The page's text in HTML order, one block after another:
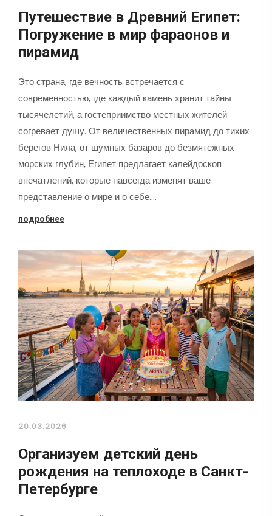
Путешествие в Древний Египет:
Погружение в мир фараонов и
пирамид
Это страна, где вечность встречается с
современностью, где каждый камень хранит тайны
тысячелетий, а гостеприимство местных жителей
согревает душу. От величественных пирамид до тихих
берегов Нила, от шумных базаров до безмятежных
морских глубин, Египет предлагает калейдоскоп
впечатлений, которые навсегда изменят ваше
представление о мире и о себе.…
подробнее
20.03.2026
Организуем детский день
рождения на теплоходе в Санкт-
Петербурге